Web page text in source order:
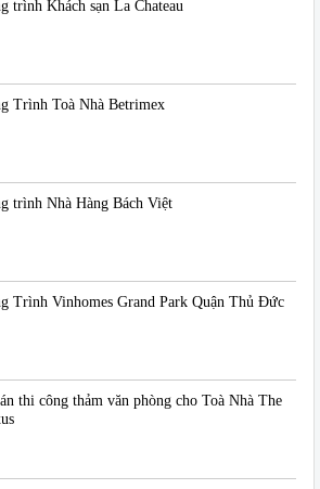
trình Khách sạn La Chateau
Trình Toà Nhà Betrimex
trình Nhà Hàng Bách Việt
Trình Vinhomes Grand Park Quận Thủ Đức
thi công thảm văn phòng cho Toà Nhà The